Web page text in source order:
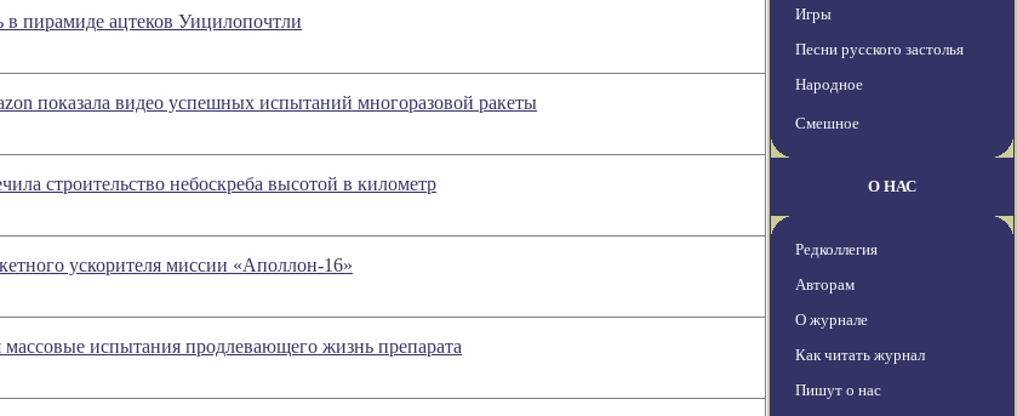
пирамиде ацтеков Уицилопочтли
показала видео успешных испытаний многоразовой ракеты
строительство небоскреба высотой в километр
ускорителя миссии «Аполлон-16»
испытания продлевающего жизнь препарата
Игры
Песни русского застолья
Народное
Смешное
О НАС
Редколлегия
Авторам
О журнале
Как читать журнал
Пишут о нас